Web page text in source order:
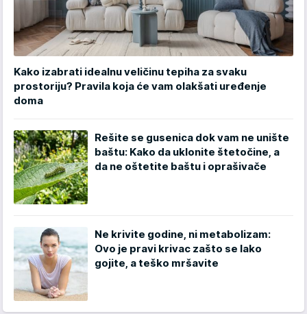
Kako izabrati idealnu veličinu tepiha za svaku
prostoriju? Pravila koja će vam olakšati uređenje
doma
Rešite se gusenica dok vam ne unište
baštu: Kako da uklonite štetočine, a
da ne oštetite baštu i oprašivače
Ne krivite godine, ni metabolizam:
Ovo je pravi krivac zašto se lako
gojite, a teško mršavite